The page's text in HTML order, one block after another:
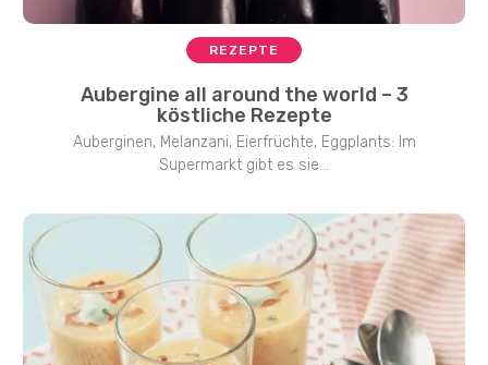
REZEPTE
Aubergine all around the world – 3
köstliche Rezepte
Auberginen, Melanzani, Eierfrüchte, Eggplants: Im
Supermarkt gibt es sie...